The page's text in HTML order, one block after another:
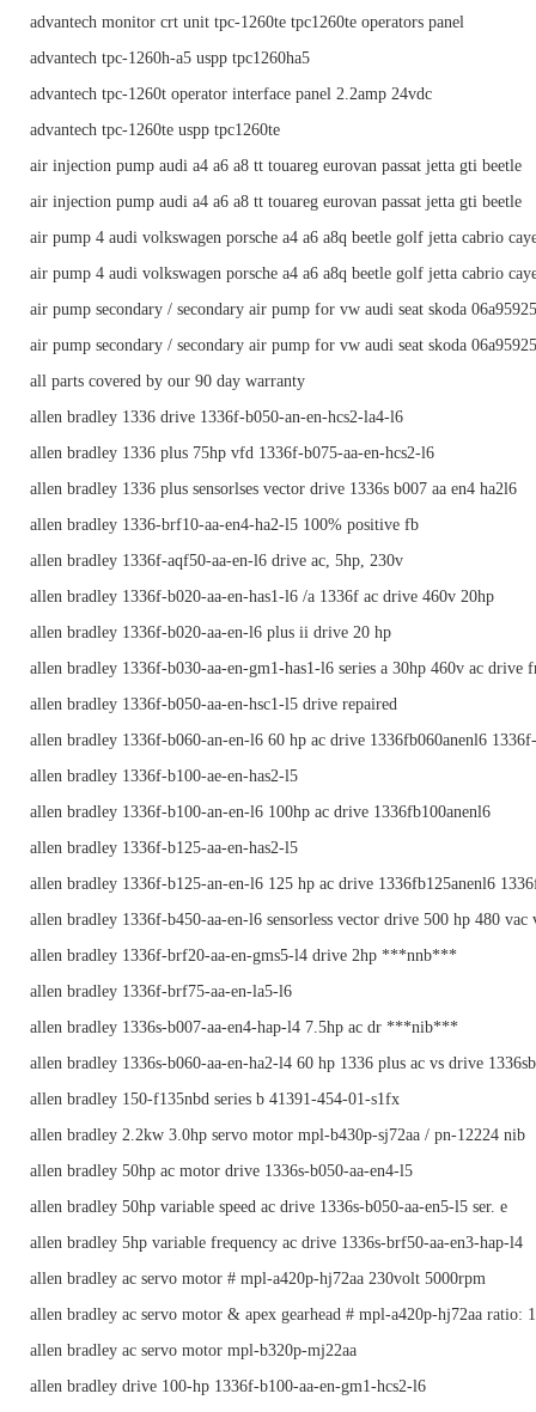
advantech monitor crt unit tpc-1260te tpc1260te operators panel
advantech tpc-1260h-a5 uspp tpc1260ha5
advantech tpc-1260t operator interface panel 2.2amp 24vdc
advantech tpc-1260te uspp tpc1260te
air injection pump audi a4 a6 a8 tt touareg eurovan passat jetta gti beetle
air injection pump audi a4 a6 a8 tt touareg eurovan passat jetta gti beetle
air pump 4 audi volkswagen porsche a4 a6 a8q beetle golf jetta cabrio
air pump 4 audi volkswagen porsche a4 a6 a8q beetle golf jetta cabrio
air pump secondary / secondary air pump for vw audi seat skoda
air pump secondary / secondary air pump for vw audi seat skoda
all parts covered by our 90 day warranty
allen bradley 1336 drive 1336f-b050-an-en-hcs2-la4-l6
allen bradley 1336 plus 75hp vfd 1336f-b075-aa-en-hcs2-l6
allen bradley 1336 plus sensorlses vector drive 1336s b007 aa en4 ha2l6
allen bradley 1336-brf10-aa-en4-ha2-l5 100% positive fb
allen bradley 1336f-aqf50-aa-en-l6 drive ac, 5hp, 230v
allen bradley 1336f-b020-aa-en-has1-l6 /a 1336f ac drive 460v 20hp
allen bradley 1336f-b020-aa-en-l6 plus ii drive 20 hp
allen bradley 1336f-b030-aa-en-gm1-has1-l6 series a 30hp 460v ac drive
allen bradley 1336f-b050-aa-en-hsc1-l5 drive repaired
allen bradley 1336f-b060-an-en-l6 60 hp ac drive 1336fb060anenl6
allen bradley 1336f-b100-ae-en-has2-l5
allen bradley 1336f-b100-an-en-l6 100hp ac drive 1336fb100anenl6
allen bradley 1336f-b125-aa-en-has2-l5
allen bradley 1336f-b125-an-en-l6 125 hp ac drive 1336fb125anenl6
allen bradley 1336f-b450-aa-en-l6 sensorless vector drive 500 hp 480 vac
allen bradley 1336f-brf20-aa-en-gms5-l4 drive 2hp ***nnb***
allen bradley 1336f-brf75-aa-en-la5-l6
allen bradley 1336s-b007-aa-en4-hap-l4 7.5hp ac dr ***nib***
allen bradley 1336s-b060-aa-en-ha2-l4 60 hp 1336 plus ac vs drive
allen bradley 150-f135nbd series b 41391-454-01-s1fx
allen bradley 2.2kw 3.0hp servo motor mpl-b430p-sj72aa / pn-12224 nib
allen bradley 50hp ac motor drive 1336s-b050-aa-en4-l5
allen bradley 50hp variable speed ac drive 1336s-b050-aa-en5-l5 ser. e
allen bradley 5hp variable frequency ac drive 1336s-brf50-aa-en3-hap-l4
allen bradley ac servo motor # mpl-a420p-hj72aa 230volt 5000rpm
allen bradley ac servo motor & apex gearhead # mpl-a420p-hj72aa ratio:
allen bradley ac servo motor mpl-b320p-mj22aa
allen bradley drive 100-hp 1336f-b100-aa-en-gm1-hcs2-l6